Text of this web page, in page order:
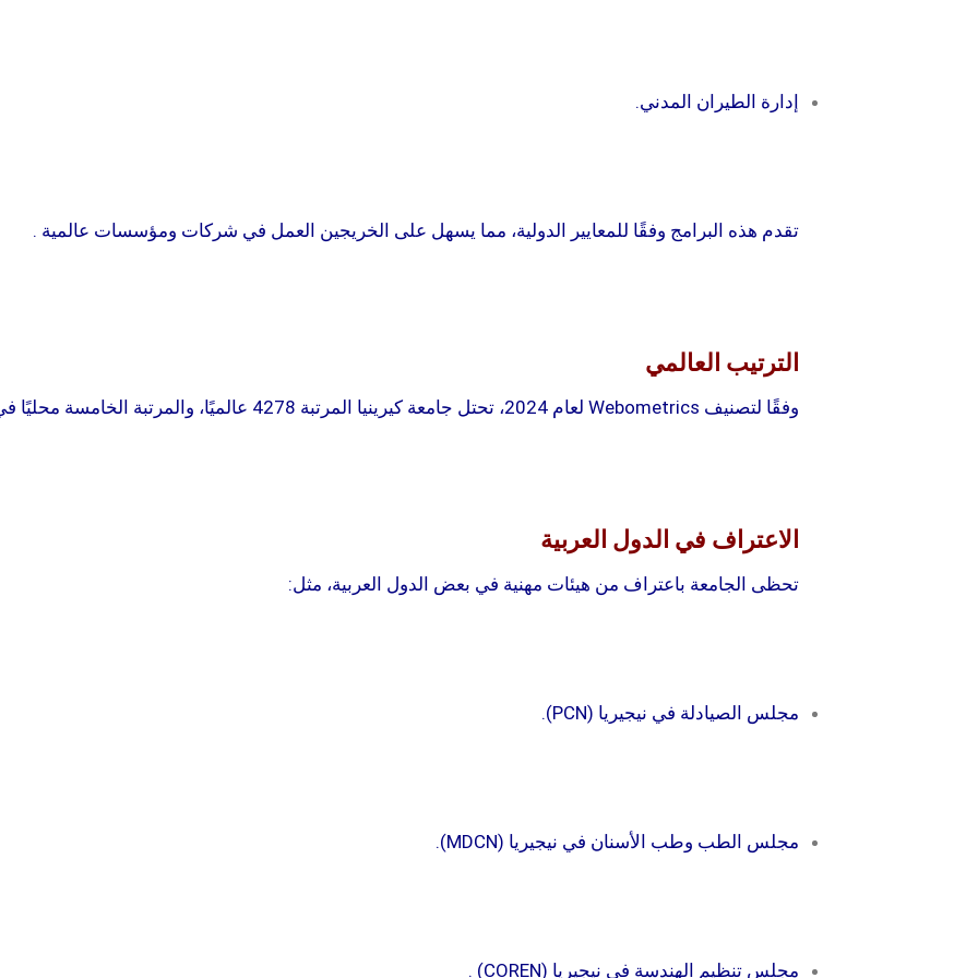
إدارة الطيران المدني.
تقدم هذه البرامج وفقًا للمعايير الدولية، مما يسهل على الخريجين العمل في شركات ومؤسسات عالمية .
الترتيب العالمي
وفقًا لتصنيف Webometrics لعام 2024، تحتل جامعة كيرينيا المرتبة 4278 عالميًا، والمرتبة الخامسة محليًا في قبرص
الاعتراف في الدول العربية
تحظى الجامعة باعتراف من هيئات مهنية في بعض الدول العربية، مثل:
مجلس الصيادلة في نيجيريا (PCN).
مجلس الطب وطب الأسنان في نيجيريا (MDCN).
مجلس تنظيم الهندسة في نيجيريا (COREN) .